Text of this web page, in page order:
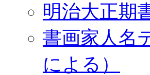
明治大正期
書画家人名
による）